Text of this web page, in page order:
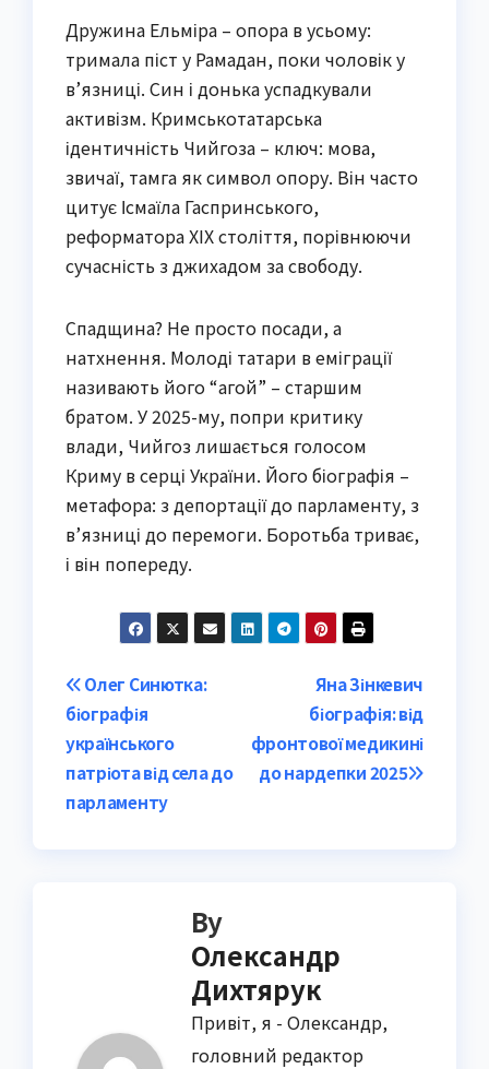
Дружина Ельміра – опора в усьому:
тримала піст у Рамадан, поки чоловік у
в’язниці. Син і донька успадкували
активізм. Кримськотатарська
ідентичність Чийгоза – ключ: мова,
звичаї, тамга як символ опору. Він часто
цитує Ісмаїла Гаспринського,
реформатора XIX століття, порівнюючи
сучасність з джихадом за свободу.
Спадщина? Не просто посади, а
натхнення. Молоді татари в еміграції
називають його “агой” – старшим
братом. У 2025-му, попри критику
влади, Чийгоз лишається голосом
Криму в серці України. Його біографія –
метафора: з депортації до парламенту, з
в’язниці до перемоги. Боротьба триває,
і він попереду.
Post
navigation
Яна Зінкевич
біографія: від
фронтової медикині
до нардепки 2025
Олег Синютка:
біографія
українського
патріота від села до
парламенту
By
Олександр
Дихтярук
Привіт, я - Олександр,
головний редактор